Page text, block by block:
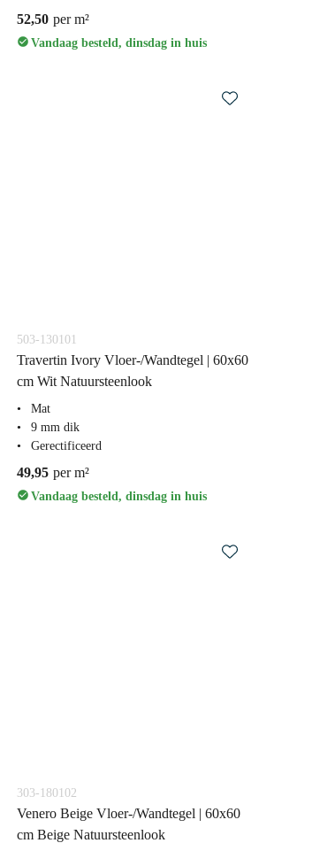
52,50 per m²
Vandaag besteld, dinsdag in huis
503-130101
Travertin Ivory Vloer-/Wandtegel | 60x60
cm Wit Natuursteenlook
Mat
9 mm dik
Gerectificeerd
49,95 per m²
Vandaag besteld, dinsdag in huis
303-180102
Venero Beige Vloer-/Wandtegel | 60x60
cm Beige Natuursteenlook